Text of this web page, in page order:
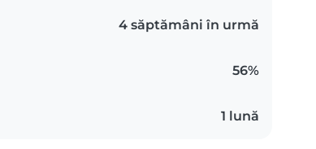
4 săptămâni în urmă
56%
1 lună